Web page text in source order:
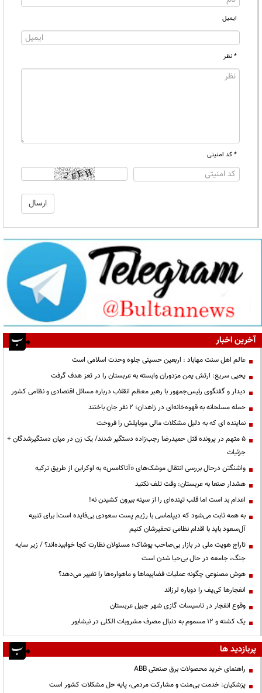
ایمیل
* نظر
* کد امنیتی
آخرین اخبار
عالم اهل سنت مهاباد : اربعین حسینی جلوه وحدت اسلامی است
یحیی سریع: ارتش یمن مزدوران وابسته به عربستان را در تعز هدف گرفت
دیدار و گفتگوی رئیس‌جمهور با رهبر معظم انقلاب درباره مسائل اقتصادی و نظامی کشور
حمله مسلحانه به قهوه‌خانه‌ای در زاهدان؛ ۲ نفر جان باختند
نماینده ای که به دلیل مشکلات مالی موبایلش را فروخت
۵ متهم در پرونده قتل حمیدرضا رجب‌زاده دستگیر شدند/ یک زن در میان دستگیرشدگان +
جزئیات
واشنگتن درحال بررسی انتقال موشک‌های «آتاکامس» به اوکراین از طریق ترکیه
هشدار صنعا به عربستان: وقت تلف نکنید
اعدام بد است اما قلب تپنده‌ای را از سینه بیرون کشیدن نه!
به همه ثابت می‌شود که دیپلماسی با رژیم پست سعودی بی‌فایده است| برای تنبیه
آل‌سعود باید با اقدام نظامی تحقیرشان کنیم
تاراج هویت ملی در بازار بی‌صاحب پوشاک؛ مسئولان نظارت کجا خوابیده‌اند؟ / زیر سایه
جنگ، جامعه در حال بی‌حیا شدن است
هوش مصنوعی چگونه عملیات فضاپیماها و ماهواره‌ها را تغییر می‌دهد؟
انفجارها کی‌یف را دوباره لرزاند
وقوع انفجار در تاسیسات گازی شهر جبیل عربستان
یک کشته و ۱۲ مسموم به دنبال مصرف مشروبات الکلی در نیشابور
پربازدید ها
راهنمای خرید محصولات برق صنعتی ABB
پزشکیان: خدمت بی‌منت و مشارکت مردمی، پایه حل مشکلات کشور است